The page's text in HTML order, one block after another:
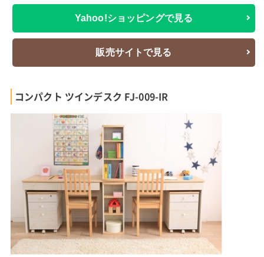
Yahoo!ショッピングで見る
販売サイトで見る
コンパクト ツインデスク FJ-009-IR